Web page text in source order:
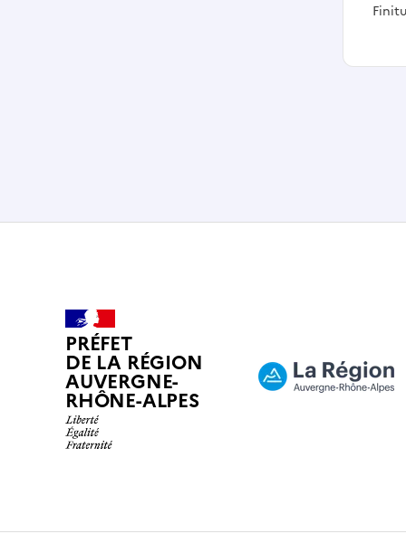
PRÉFET
DE LA RÉGION
AUVERGNE-
RHÔNE-ALPES